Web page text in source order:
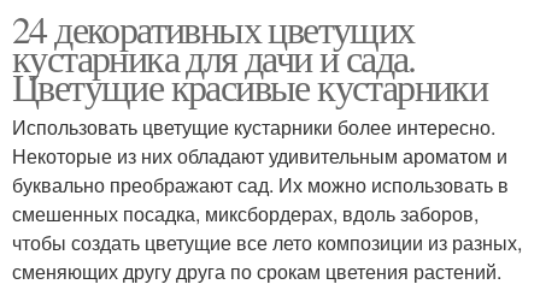
24 декоративных цветущих
кустарника для дачи и сада.
Цветущие красивые кустарники
Использовать цветущие кустарники более интересно.
Некоторые из них обладают удивительным ароматом и
буквально преображают сад. Их можно использовать в
смешенных посадка, миксбордерах, вдоль заборов,
чтобы создать цветущие все лето композиции из разных,
сменяющих другу друга по срокам цветения растений.